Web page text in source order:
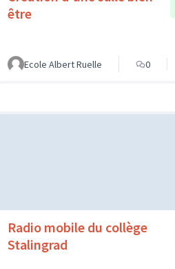
être
Ecole Albert Ruelle 0
Radio mobile du collège
Stalingrad